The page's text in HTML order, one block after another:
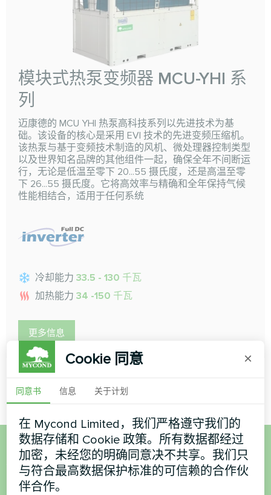
模块式热泵变频器 MCU-YHI 系
列
迈康德的 MCU YHI 热泵高科技系列以先进技术为基
础。该设备的核心是采用 EVI 技术的先进变频压缩机。
该热泵与基于变频技术制造的风机、微处理器控制类型
以及世界知名品牌的其他组件一起，确保全年不间断运
行，无论是低温至零下 20...55 摄氏度，还是高温至零
下 26...55 摄氏度。它将高效率与精确和全年保持气候
性能相结合，适用于任何系统
冷却能力 33.5 - 130 千瓦
加热能力 34 -150 千瓦
更多信息
想购买或有疑问？
Cookie 同意 ×
同意书 信息 关于计划
在 Mycond Limited，我们严格遵守我们的
数据存储和 Cookie 政策。所有数据都经过
加密，未经您的明确同意决不共享。我们只
与符合最高数据保护标准的可信赖的合作伙
伴合作。